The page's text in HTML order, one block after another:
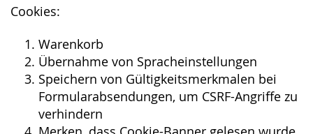
Cookies:
Warenkorb
Übernahme von Spracheinstellungen
Speichern von Gültigkeitsmerkmalen bei
Formularabsendungen, um CSRF-Angriffe zu
verhindern